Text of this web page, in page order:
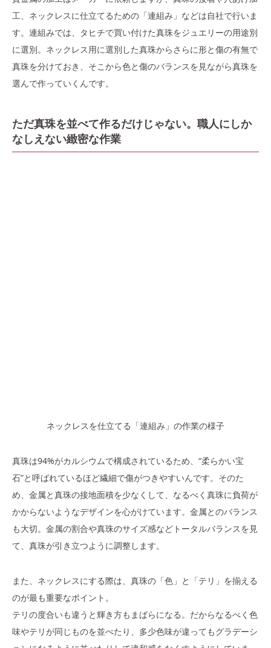
工、ネックレスに仕立てるための「連組み」などは自社で行いま
す。連組みでは、タヒチで買い付けた真珠をジュエリーの用途別
に選別。ネックレス用に選別した真珠からさらに形と傷の有無で
真珠を分けておき、そこから色と傷のバランスを見ながら真珠を
選んで作っていくんです。
ただ真珠を並べて作るだけじゃない。職人にしか
なしえない緻密な作業
ネックレスを仕立てる「連組み」の作業の様子
真珠は94%がカルシウムで構成されているため、“柔らかい宝
石”と呼ばれているほど繊細で傷がつきやすいんです。そのた
め、金属と真珠の接地面積を少なくして、なるべく真珠に負荷が
かからないようなデザインを心がけています。金属とのバランス
も大切。金属の割合や真珠のサイズ感などトータルバランスを見
て、真珠が引き立つように調整します。
また、ネックレスにする際は、真珠の「色」と「テリ」を揃える
のが最も重要なポイント。
テリの度合いも違うと輝き方もまばらになる。だからなるべく色
味やテリが同じものを並べたり、多少色味が違ってもグラデーシ